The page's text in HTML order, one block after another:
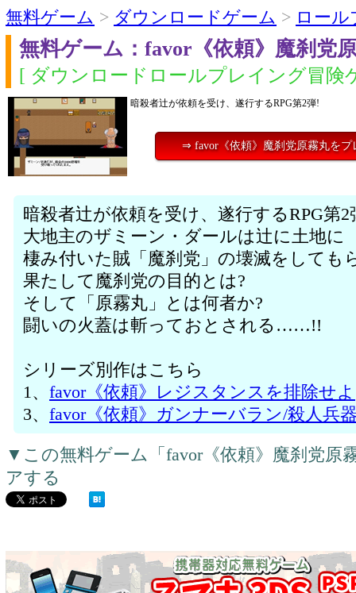
無料ゲーム > ダウンロードゲーム > ロー
無料ゲーム：favor《依頼》魔刹党
[ ダウンロードロールプレイング冒険
暗殺者辻が依頼を受け、遂行するRPG第2弾!
⇒ favor《依頼》魔刹党原霧丸をプ
暗殺者辻が依頼を受け、遂行するRPG第2
大地主のザミーン・ダールは辻に土地に
棲み付いた賊「魔刹党」の壊滅をしても
果たして魔刹党の目的とは?
そして「原霧丸」とは何者か?
闘いの火蓋は斬っておとされる……!!
シリーズ別作はこちら
1、 favor《依頼》レジスタンスを排除せよ
3、 favor《依頼》ガンナーバラン/殺人兵
▼この無料ゲーム「favor《依頼》魔刹党原
アする